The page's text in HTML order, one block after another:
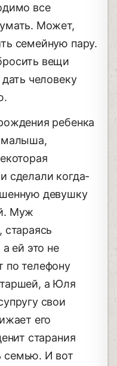
все
Может,
семейную пару.
вещи
человеку
ребенка
малыша,
сделали когда-
девушку
Муж
стараясь
ей это не
по телефону
а Юля
свои
его
старания
семью. И вот